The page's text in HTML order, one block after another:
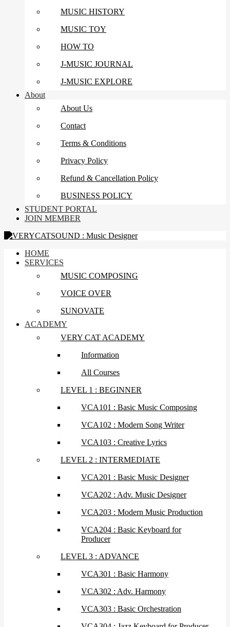
MUSIC HISTORY
MUSIC TOY
HOW TO
J-MUSIC JOURNAL
J-MUSIC EXPLORE
About
About Us
Contact
Terms & Conditions
Privacy Policy
Refund & Cancellation Policy
BUSINESS POLICY
STUDENT PORTAL
JOIN MEMBER
HOME
SERVICES
MUSIC COMPOSING
VOICE OVER
SUNOVATE
ACADEMY
VERY CAT ACADEMY
Information
All Courses
LEVEL 1 : BEGINNER
VCA101 : Basic Music Composing
VCA102 : Modern Song Writer
VCA103 : Creative Lyrics
LEVEL 2 : INTERMEDIATE
VCA201 : Basic Music Designer
VCA202 : Adv. Music Designer
VCA203 : Modern Music Production
VCA204 : Basic Keyboard for
Producer
LEVEL 3 : ADVANCE
VCA301 : Basic Harmony
VCA302 : Adv. Harmony
VCA303 : Basic Orchestration